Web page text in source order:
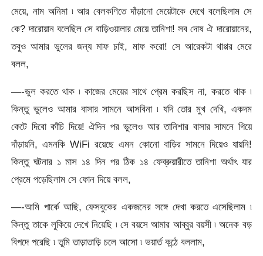
মেয়ে, নাম অনিমা ৷ আর বেলকণিতে দাঁড়ানো মেয়েটাকে দেখে বলেছিলাম সে
কে? দারোয়ান বলেছিল সে বাড়িওয়ালার মেয়ে তানিশা! সব দোষ ঐ দারোয়ানের,
তবুও আমার ভুলের জন্য মাফ চাই, মাফ করো! সে আরেকটা থাপ্পর মেরে
বলল,
—-ভুল করতে থাক ৷ কাজের মেয়ের সাথে প্রেম করছিস না, করতে থাক ৷
কিন্তু ভুলেও আমার বাসার সামনে আসবিনা ৷ যদি তোর মুখ দেখি, একদম
কেটে দিবো কাঁচি দিয়ে! ঐদিন পর ভুলেও আর তানিশার বাসার সামনে গিয়ে
দাঁড়ায়নি, এমনকি WiFi রয়েছে এমন কোনো বাড়ির সামনে দিয়েও যায়নি!
কিন্তু ঘটনার ১ মাস ১৪ দিন পর ঠিক ১৪ ফেব্রুয়ারীতে তানিশা অর্থাৎ যার
প্রেমে পড়েছিলাম সে ফোন দিয়ে বলল,
—-আমি পার্কে আছি, ফেসবুকের একজনের সঙ্গে দেখা করতে এসেছিলাম ৷
কিন্তু তাকে লুকিয়ে দেখে নিয়েছি ৷ সে বয়সে আমার আব্বুর বয়সী ৷ অনেক বড়
বিপদে পরেছি ৷ তুমি তাড়াতাড়ি চলে আসো ৷ ভয়ার্ত কন্ঠে বললাম,